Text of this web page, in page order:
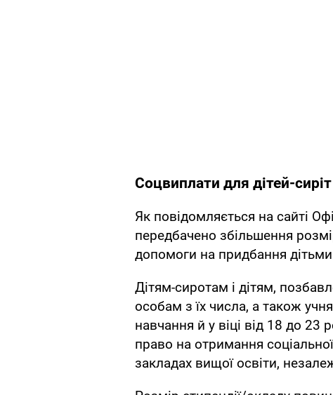
Соцвиплати для дітей-сиріт
Як повідомляється на сайті
передбачено збільшення
допомоги на придбання дітьми
Дітям-сиротам і дітям,
особам з їх числа, а також
навчання й у віці від 18 до 23
право на отримання
закладах вищої освіти,